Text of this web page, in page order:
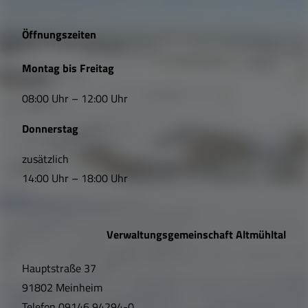
e
L
n
k
s
f
Öffnungszeiten
Montag bis Freitag
08:00 Uhr – 12:00 Uhr
Donnerstag
zusätzlich
14:00 Uhr – 18:00 Uhr
Verwaltungsgemeinschaft Altmühltal
Hauptstraße 37
91802 Meinheim